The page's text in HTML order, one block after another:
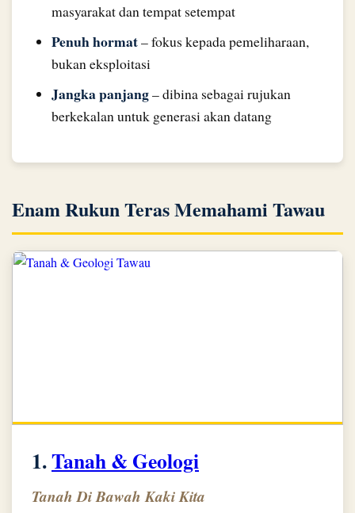
masyarakat dan tempat setempat
Penuh hormat– fokus kepada pemeliharaan,
bukan eksploitasi
Jangka panjang– dibina sebagai rujukan
berkekalan untuk generasi akan datang
Enam Rukun Teras Memahami Tawau
1.Tanah & Geologi
Tanah Di Bawah Kaki Kita